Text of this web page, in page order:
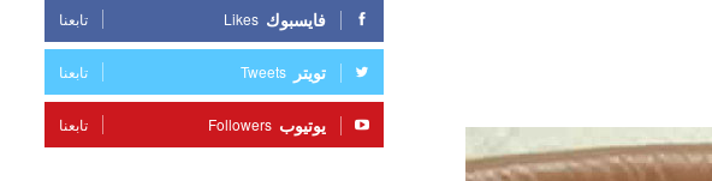
فايسبوك Likes تابعنا
تويتر Tweets تابعنا
يوتيوب Followers تابعنا